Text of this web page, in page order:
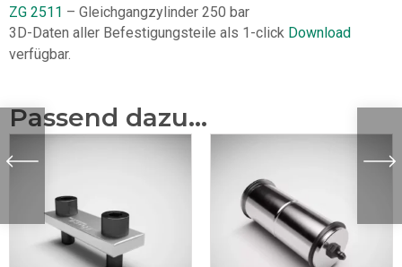
ZG 2511 – Gleichgangzylinder 250 bar
3D-Daten aller Befestigungsteile als 1-click Download
verfügbar.
Passend dazu...